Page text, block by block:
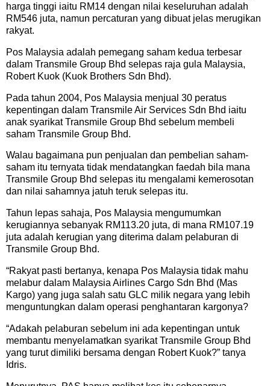
harga tinggi iaitu RM14 dengan nilai keseluruhan adalah
RM546 juta, namun percaturan yang dibuat jelas merugikan
rakyat.
Pos Malaysia adalah pemegang saham kedua terbesar
dalam Transmile Group Bhd selepas raja gula Malaysia,
Robert Kuok (Kuok Brothers Sdn Bhd).
Pada tahun 2004, Pos Malaysia menjual 30 peratus
kepentingan dalam Transmile Air Services Sdn Bhd iaitu
anak syarikat Transmile Group Bhd sebelum membeli
saham Transmile Group Bhd.
Walau bagaimana pun penjualan dan pembelian saham-
saham itu ternyata tidak mendatangkan faedah bila mana
Transmile Group Bhd selepas itu mengalami kemerosotan
dan nilai sahamnya jatuh teruk selepas itu.
Tahun lepas sahaja, Pos Malaysia mengumumkan
kerugiannya sebanyak RM113.20 juta, di mana RM107.19
juta adalah kerugian yang diterima dalam pelaburan di
Transmile Group Bhd.
“Rakyat pasti bertanya, kenapa Pos Malaysia tidak mahu
melabur dalam Malaysia Airlines Cargo Sdn Bhd (Mas
Kargo) yang juga salah satu GLC milik negara yang lebih
menguntungkan dalam operasi penghantaran kargonya?
“Adakah pelaburan sebelum ini ada kepentingan untuk
membantu menyelamatkan syarikat Transmile Group Bhd
yang turut dimiliki bersama dengan Robert Kuok?” tanya
Idris.